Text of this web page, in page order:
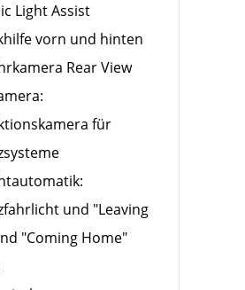
Light Assist
vorn und hinten
Rear View
für
und "Leaving
"Coming Home"